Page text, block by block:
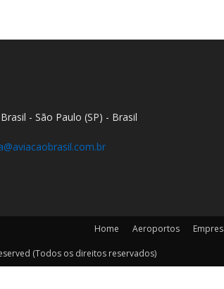
- São Paulo (SP) - Brasil
Home Aeroportos
(Todos os direitos reservados)